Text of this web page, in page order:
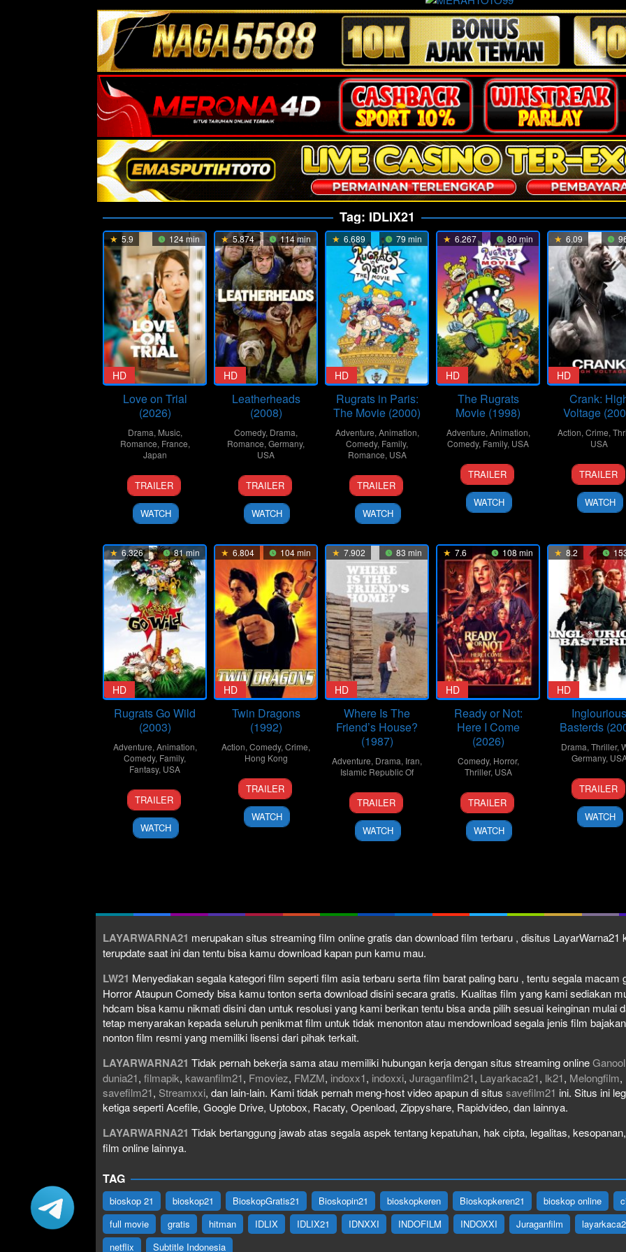
Tag: IDLIX21
5.9 124 min
HD
Love on Trial
(2026)
Drama, Music,
Romance, France,
Japan
23
Jan
2026
Koji
Fukada
TRAILER
WATCH
5.874 114 min
HD
Leatherheads
(2008)
Comedy, Drama,
Romance, Germany,
USA
24
Mar
2008
George
Clooney
TRAILER
WATCH
6.689 79 min
HD
Rugrats in Paris:
The Movie (2000)
Adventure, Animation,
Comedy, Family,
Romance, USA
17
Nov
2000
Stig
Bergqvist
TRAILER
WATCH
6.267 80 min
HD
The Rugrats
Movie (1998)
Adventure, Animation,
Comedy, Family, USA
20
Nov
1998
Norton
Virgien
TRAILER
WATCH
6.09
HD
Crank:
Voltage
Action, Crime,
USA
16
Apr
2009
Mark
TRAILER
WATCH
6.326 81 min
HD
Rugrats Go Wild
(2003)
Adventure, Animation,
Comedy, Family,
Fantasy, USA
13
Jun
2003
John
Eng
TRAILER
WATCH
6.804 104 min
HD
Twin Dragons
(1992)
Action, Comedy, Crime,
Hong Kong
15
Jan
1992
Ringo
Lam
Ling-
Tung
TRAILER
WATCH
7.902 83 min
HD
Where Is The
Friend’s House?
(1987)
Adventure, Drama, Iran,
Islamic Republic Of
1
Jul
1987
Abbas
Kiarostami
TRAILER
WATCH
7.6 108 min
HD
Ready or Not:
Here I Come
(2026)
Comedy, Horror,
Thriller, USA
19
Mar
2026
Matt
Bettinelli-
Olpin
TRAILER
WATCH
8.2
HD
Inglourious
Basterds
Drama, Thriller,
Germany,
2
Aug
2009
Fidel
TRAILER
WATCH
LAYARWARNA21 merupakan situs streaming film online gratis dan download film terbaru , disitus
terupdate saat ini dan tentu bisa kamu download kapan pun kamu mau.
LW21 Menyediakan segala kategori film seperti film asia terbaru serta film barat paling baru , tentu segala
Horror Ataupun Comedy bisa kamu tonton serta download disini secara gratis. Kualitas film yang kami sediakan
hdcam bisa kamu nikmati disini dan untuk resolusi yang kami berikan tentu bisa anda pilih sesuai keinginan mulai
tetap menyarakan kepada seluruh penikmat film untuk tidak menonton atau mendownload segala jenis film
nonton film resmi yang memiliki lisensi dari pihak terkait.
LAYARWARNA21 Tidak pernah bekerja sama atau memiliki hubungan kerja dengan situs streaming onlineGanool
dunia21, filmapik, kawanfilm21, Fmoviez, FMZM, indoxx1, indoxxi, Juraganfilm21, Layarkaca21, lk21, Melongfilm,
savefilm21, Streamxxi, dan lain-lain. Kami tidak pernah meng-host video apapun di situs savefilm21 ini. Situs ini
ketiga seperti Acefile, Google Drive, Uptobox, Racaty, Openload, Zippyshare, Rapidvideo, dan lainnya.
LAYARWARNA21 Tidak bertanggung jawab atas segala aspek tentang kepatuhan, hak cipta, legalitas,
film online lainnya.
TAG
bioskop 21 bioskop21 BioskopGratis21 Bioskopin21 bioskopkeren Bioskopkeren21 bioskop online
full movie
gratis hitman IDLIX IDLIX21 IDNXXI INDOFILM INDOXXI Juraganfilm
netflix
Subtitle Indonesia